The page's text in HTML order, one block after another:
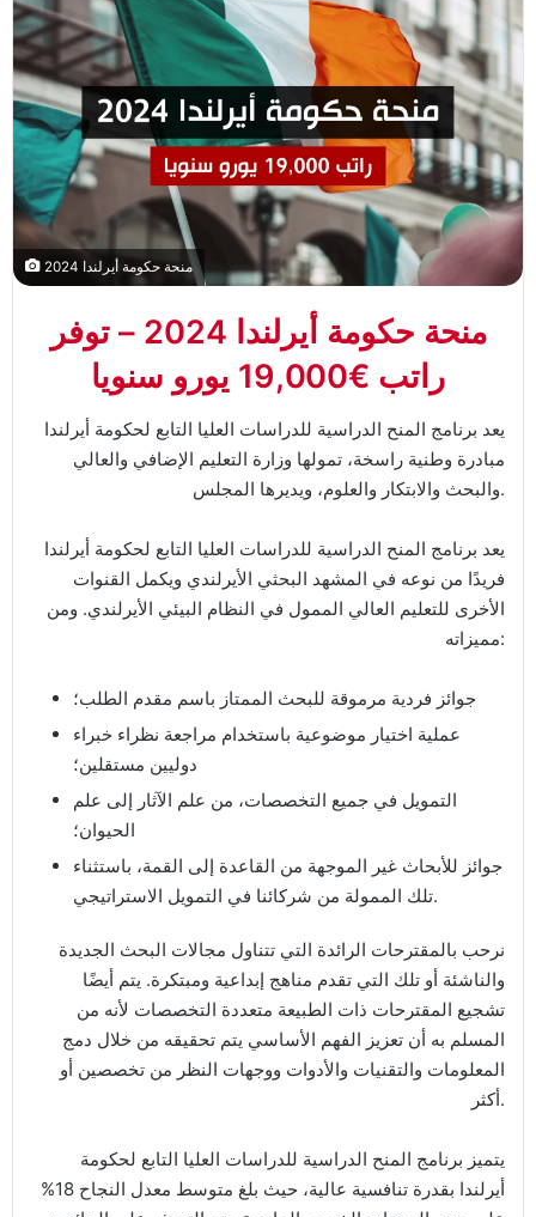
منحة حكومة أيرلندا 2024
منحة حكومة أيرلندا 2024 – توفر
راتب €19,000 يورو سنويا
يعد برنامج المنح الدراسية للدراسات العليا التابع لحكومة أيرلندا
مبادرة وطنية راسخة، تمولها وزارة التعليم الإضافي والعالي
والبحث والابتكار والعلوم، ويديرها المجلس.
يعد برنامج المنح الدراسية للدراسات العليا التابع لحكومة أيرلندا
فريدًا من نوعه في المشهد البحثي الأيرلندي ويكمل القنوات
الأخرى للتعليم العالي الممول في النظام البيئي الأيرلندي. ومن
مميزاته:
جوائز فردية مرموقة للبحث الممتاز باسم مقدم الطلب؛
عملية اختيار موضوعية باستخدام مراجعة نظراء خبراء
دوليين مستقلين؛
التمويل في جميع التخصصات، من علم الآثار إلى علم
الحيوان؛
جوائز للأبحاث غير الموجهة من القاعدة إلى القمة، باستثناء
تلك الممولة من شركائنا في التمويل الاستراتيجي.
نرحب بالمقترحات الرائدة التي تتناول مجالات البحث الجديدة
والناشئة أو تلك التي تقدم مناهج إبداعية ومبتكرة. يتم أيضًا
تشجيع المقترحات ذات الطبيعة متعددة التخصصات لأنه من
المسلم به أن تعزيز الفهم الأساسي يتم تحقيقه من خلال دمج
المعلومات والتقنيات والأدوات ووجهات النظر من تخصصين أو
أكثر.
يتميز برنامج المنح الدراسية للدراسات العليا التابع لحكومة
أيرلندا بقدرة تنافسية عالية، حيث بلغ متوسط معدل النجاح 18%